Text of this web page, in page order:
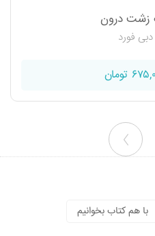
زشت درون
فورد
تومان
با هم کتاب بخوانیم